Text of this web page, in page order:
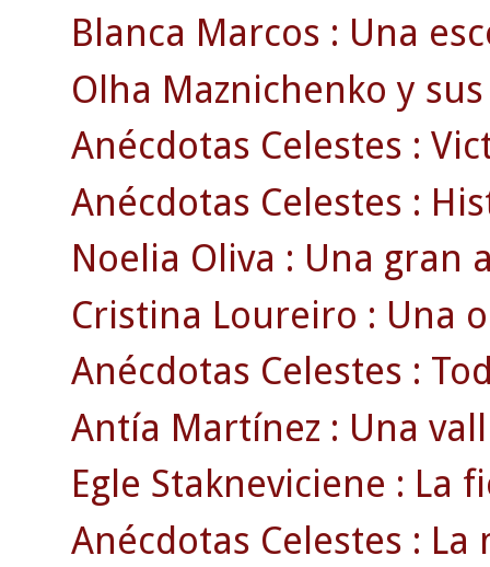
Blanca Marcos : Una
Olha Maznichenko y
Anécdotas Celestes :
Anécdotas Celestes :
Noelia Oliva : Una gran
Cristina Loureiro : Una
Anécdotas Celestes :
Antía Martínez : Una
Egle Stakneviciene : La
Anécdotas Celestes :